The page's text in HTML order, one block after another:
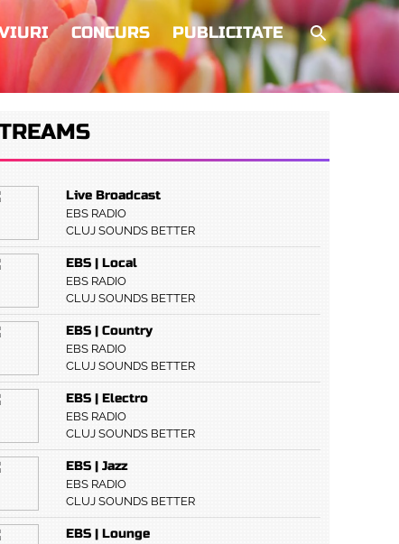
CONCURS PUBLICITATE
Live Broadcast
EBS RADIO
CLUJ SOUNDS BETTER
EBS | Local
EBS RADIO
CLUJ SOUNDS BETTER
EBS | Country
EBS RADIO
CLUJ SOUNDS BETTER
EBS | Electro
EBS RADIO
CLUJ SOUNDS BETTER
EBS | Jazz
EBS RADIO
CLUJ SOUNDS BETTER
EBS | Lounge